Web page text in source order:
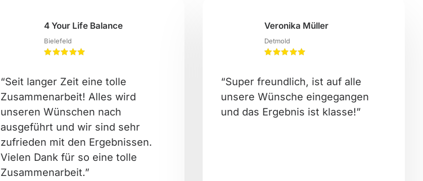
4 Your Life Balance
Bielefeld
“Seit langer Zeit eine tolle
Zusammenarbeit! Alles wird
unseren Wünschen nach
ausgeführt und wir sind sehr
zufrieden mit den Ergebnissen.
Vielen Dank für so eine tolle
Zusammenarbeit.”
Veronika Müller
Detmold
“Super freundlich, ist auf alle
unsere Wünsche eingegangen
und das Ergebnis ist klasse!”